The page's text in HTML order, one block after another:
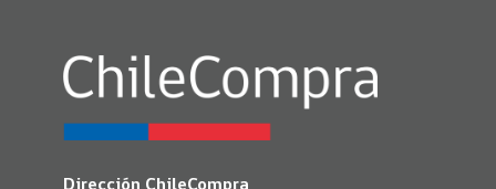
Dirección ChileCompra